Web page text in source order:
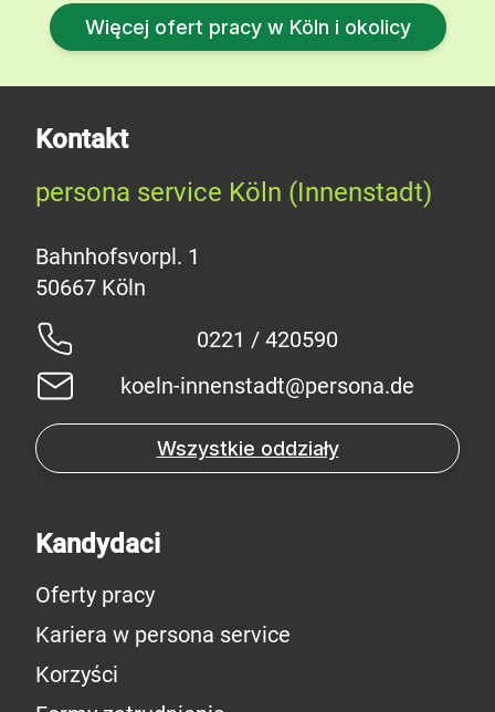
Więcej ofert pracy w Köln i okolicy
Kontakt
persona service Köln (Innenstadt)
Bahnhofsvorpl. 1
0221 / 420590
koeln-innenstadt@persona.de
Wszystkie oddziały
Kandydaci
Oferty pracy
Kariera w persona service
Korzyści